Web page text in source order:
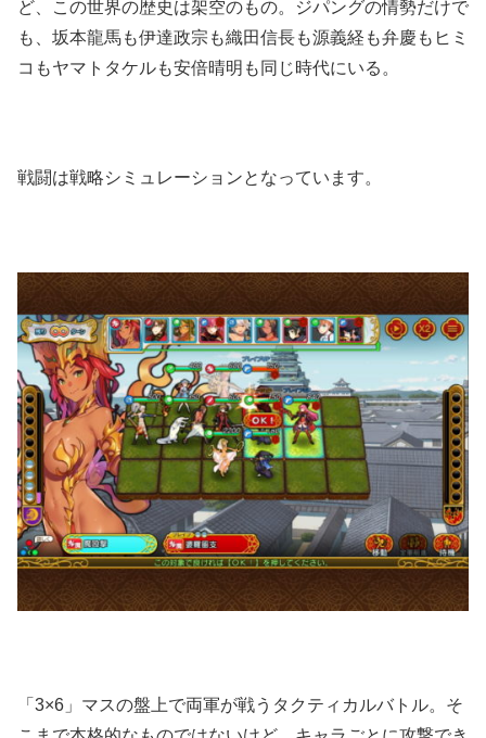
ど、この世界の歴史は架空のもの。ジパングの情勢だけで
も、坂本龍馬も伊達政宗も織田信長も源義経も弁慶もヒミ
コもヤマトタケルも安倍晴明も同じ時代にいる。
戦闘は戦略シミュレーションとなっています。
「3×6」マスの盤上で両軍が戦うタクティカルバトル。そ